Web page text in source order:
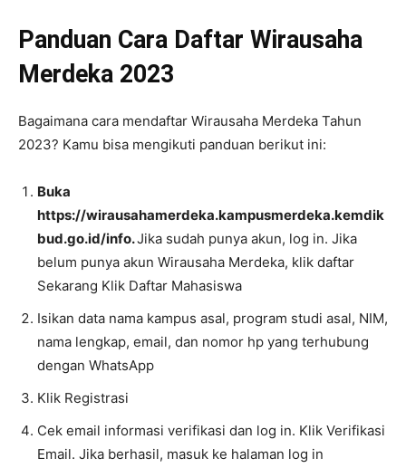
Panduan Cara Daftar Wirausaha
Merdeka 2023
Bagaimana cara mendaftar Wirausaha Merdeka Tahun
2023? Kamu bisa mengikuti panduan berikut ini:
Buka
https://wirausahamerdeka.kampusmerdeka.kemdik
bud.go.id/info.Jika sudah punya akun, log in. Jika
belum punya akun Wirausaha Merdeka, klik daftar
Sekarang Klik Daftar Mahasiswa
Isikan data nama kampus asal, program studi asal, NIM,
nama lengkap, email, dan nomor hp yang terhubung
dengan WhatsApp
Klik Registrasi
Cek email informasi verifikasi dan log in. Klik Verifikasi
Email. Jika berhasil, masuk ke halaman log in